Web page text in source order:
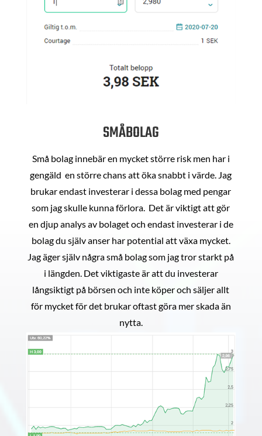
SMÅBOLAG
Små bolag innebär en mycket större risk men har i
gengäld en större chans att öka snabbt i värde. Jag
brukar endast investerar i dessa bolag med pengar
som jag skulle kunna förlora. Det är viktigt att gör
en djup analys av bolaget och endast investerar i de
bolag du själv anser har potential att växa mycket.
Jag äger själv några små bolag som jag tror starkt på
i längden. Det viktigaste är att du investerar
långsiktigt på börsen och inte köper och säljer allt
för mycket för det brukar oftast göra mer skada än
nytta.